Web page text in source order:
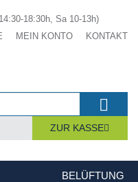
18:30h, Sa 10-13h)
MEIN KONTO KONTAKT
ZUR KASSE
BELÜFTUNG